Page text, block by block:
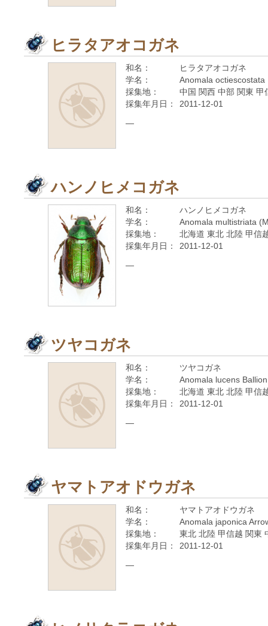
ヒラタアオコガネ
和名：
ヒラタアオコガネ
学名：
Anomala octiescostata
採集地：
中国 関西 中部 関東
採集年月日：
2011-12-01
—
ハンノヒメコガネ
和名：
ハンノヒメコガネ
学名：
Anomala multistriata
採集地：
北海道 東北 北陸 甲信
採集年月日：
2011-12-01
—
ツヤコガネ
和名：
ツヤコガネ
学名：
Anomala lucens
採集地：
北海道 東北 北陸 甲信
採集年月日：
2011-12-01
—
ヤマトアオドウガネ
和名：
ヤマトアオドウガネ
学名：
Anomala japonica
採集地：
東北 北陸 甲信越 関東
採集年月日：
2011-12-01
—